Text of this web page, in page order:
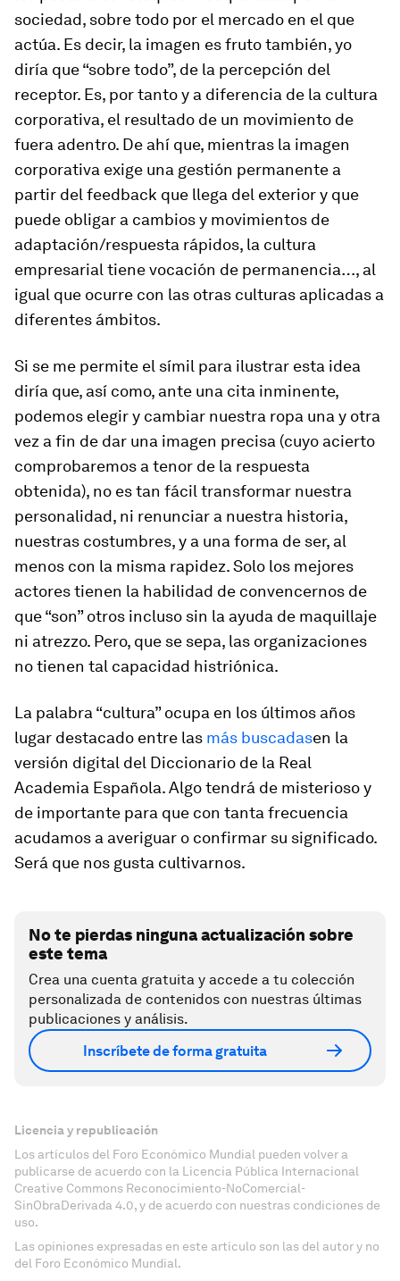
sociedad, sobre todo por el mercado en el que
actúa. Es decir, la imagen es fruto también, yo
diría que “sobre todo”, de la percepción del
receptor. Es, por tanto y a diferencia de la cultura
corporativa, el resultado de un movimiento de
fuera adentro. De ahí que, mientras la imagen
corporativa exige una gestión permanente a
partir del feedback que llega del exterior y que
puede obligar a cambios y movimientos de
adaptación/respuesta rápidos, la cultura
empresarial tiene vocación de permanencia…, al
igual que ocurre con las otras culturas aplicadas a
diferentes ámbitos.
Si se me permite el símil para ilustrar esta idea
diría que, así como, ante una cita inminente,
podemos elegir y cambiar nuestra ropa una y otra
vez a fin de dar una imagen precisa (cuyo acierto
comprobaremos a tenor de la respuesta
obtenida), no es tan fácil transformar nuestra
personalidad, ni renunciar a nuestra historia,
nuestras costumbres, y a una forma de ser, al
menos con la misma rapidez. Solo los mejores
actores tienen la habilidad de convencernos de
que “son” otros incluso sin la ayuda de maquillaje
ni atrezzo. Pero, que se sepa, las organizaciones
no tienen tal capacidad histriónica.
La palabra “cultura” ocupa en los últimos años
lugar destacado entre las más buscadasen la
versión digital del Diccionario de la Real
Academia Española. Algo tendrá de misterioso y
de importante para que con tanta frecuencia
acudamos a averiguar o confirmar su significado.
Será que nos gusta cultivarnos.
No te pierdas ninguna actualización sobre
este tema
Crea una cuenta gratuita y accede a tu colección
personalizada de contenidos con nuestras últimas
publicaciones y análisis.
Inscríbete de forma gratuita
Licencia y republicación
Los artículos del Foro Económico Mundial pueden volver a
publicarse de acuerdo con la Licencia Pública Internacional
Creative Commons Reconocimiento-NoComercial-
SinObraDerivada 4.0, y de acuerdo con nuestras condiciones de
uso.
Las opiniones expresadas en este artículo son las del autor y no
del Foro Económico Mundial.